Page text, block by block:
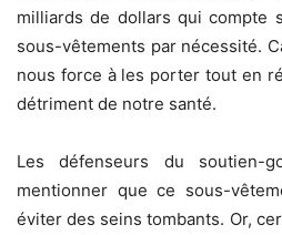
milliards de dollars qui compte
sous-vêtements par nécessité.
nous force à les porter tout en
détriment de notre santé.
Les défenseurs du soutien-
mentionner que ce sous-
éviter des seins tombants. Or,